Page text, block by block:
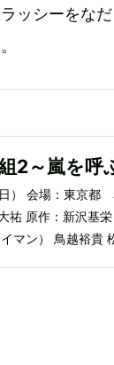
ッシーをな
2～嵐を呼
） 会場：東京都
祐 原作：新沢基
マン） 鳥越裕貴